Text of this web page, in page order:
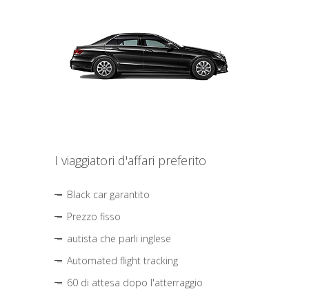
I viaggiatori d'affari preferito
Black car garantito
Prezzo fisso
autista che parli inglese
Automated flight tracking
60 di attesa dopo l'atterraggio